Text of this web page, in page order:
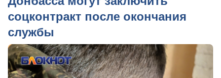
соцконтракт после окончания
службы